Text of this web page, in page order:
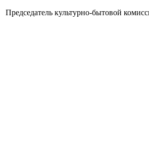
Председатель культурно-бытовой